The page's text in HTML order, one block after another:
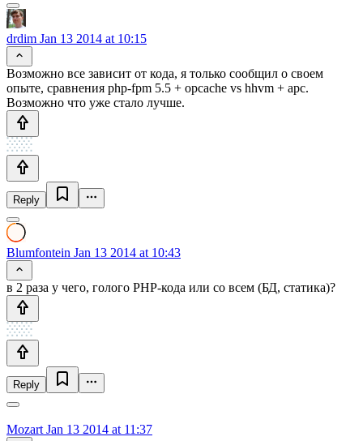
drdim Jan 13 2014 at 10:15
Возможно все зависит от кода, я только сообщил о своем
опыте, сравнения php-fpm 5.5 + opcache vs hhvm + apc.
Возможно что уже стало лучше.
Reply
Blumfontein Jan 13 2014 at 10:43
в 2 раза у чего, голого PHP-кода или со всем (БД, статика)?
Reply
Mozart Jan 13 2014 at 11:37